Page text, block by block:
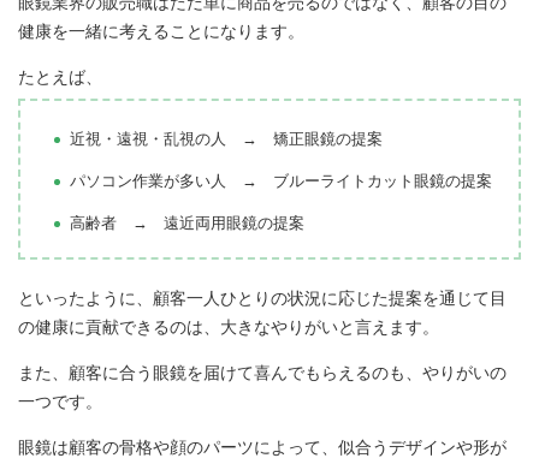
健康を一緒に考えることになります。
たとえば、
近視・遠視・乱視の人 → 矯正眼鏡の提案
パソコン作業が多い人 → ブルーライトカット眼鏡の提案
高齢者 → 遠近両用眼鏡の提案
といったように、顧客一人ひとりの状況に応じた提案を通じて目
の健康に貢献できるのは、大きなやりがいと言えます。
また、顧客に合う眼鏡を届けて喜んでもらえるのも、やりがいの
一つです。
眼鏡は顧客の骨格や顔のパーツによって、似合うデザインや形が